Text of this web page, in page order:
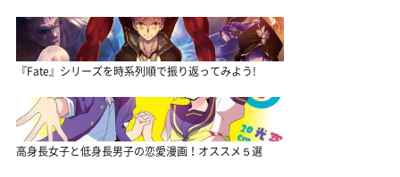
『Fate』シリーズを時系列順で振り返ってみよう!
高身長女子と低身長男子の恋愛漫画！オススメ５選